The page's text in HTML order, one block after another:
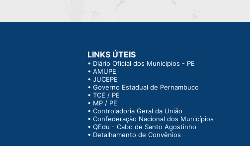
LINKS ÚTEIS
• Diário Oficial dos Municipios - PE
• AMUPE
• JUCEPE
• Governo Estadual de Pernambuco
• TCE / PE
• MP / PE
• Controladoria Geral da União
• Confederação Nacional dos Municípios
• QEdu - Cabo de Santo Agostinho
• Detalhamento de Convênios